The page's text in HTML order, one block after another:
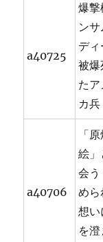
a40725
爆撃
ンサ
デ
被爆
たア
カ兵
a40706
「
絵」
会う
めら
想
を澄